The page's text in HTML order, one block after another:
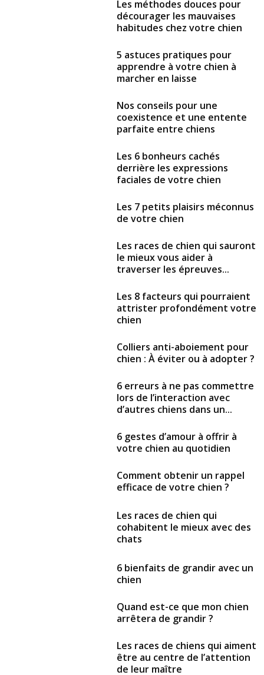
Les méthodes douces pour
décourager les mauvaises
habitudes chez votre chien
5 astuces pratiques pour
apprendre à votre chien à
marcher en laisse
Nos conseils pour une
coexistence et une entente
parfaite entre chiens
Les 6 bonheurs cachés
derrière les expressions
faciales de votre chien
Les 7 petits plaisirs méconnus
de votre chien
Les races de chien qui sauront
le mieux vous aider à
traverser les épreuves...
Les 8 facteurs qui pourraient
attrister profondément votre
chien
Colliers anti-aboiement pour
chien : À éviter ou à adopter ?
6 erreurs à ne pas commettre
lors de l’interaction avec
d’autres chiens dans un...
6 gestes d’amour à offrir à
votre chien au quotidien
Comment obtenir un rappel
efficace de votre chien ?
Les races de chien qui
cohabitent le mieux avec des
chats
6 bienfaits de grandir avec un
chien
Quand est-ce que mon chien
arrêtera de grandir ?
Les races de chiens qui aiment
être au centre de l’attention
de leur maître